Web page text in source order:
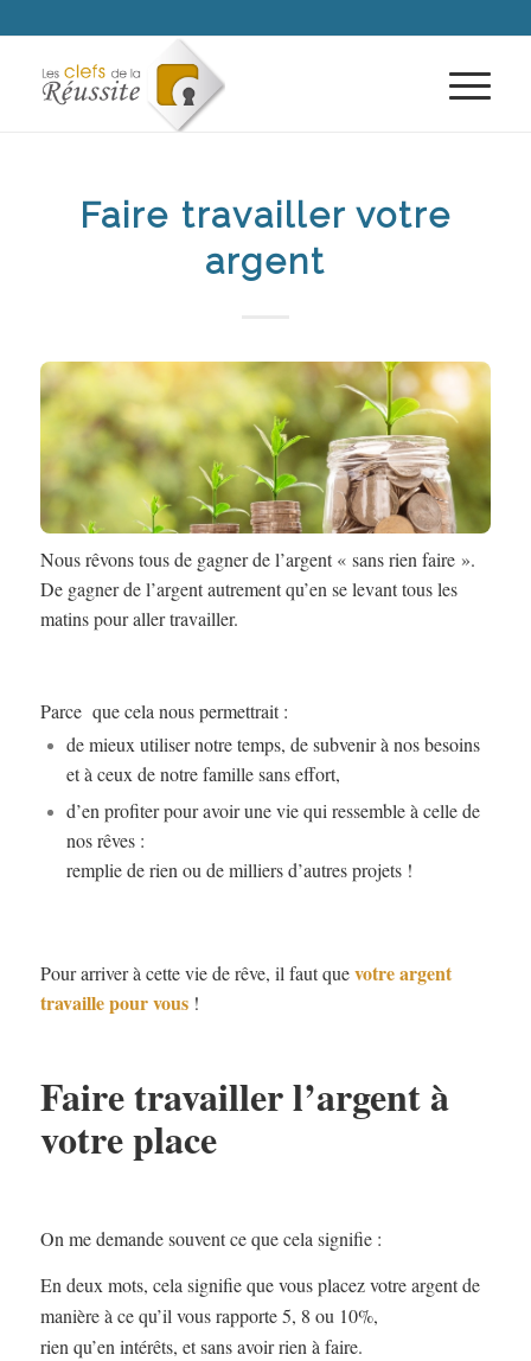
Faire travailler votre
argent
Nous rêvons tous de gagner de l’argent « sans rien faire ».
De gagner de l’argent autrement qu’en se levant tous les
matins pour aller travailler.
Parce que cela nous permettrait :
de mieux utiliser notre temps, de subvenir à nos besoins
et à ceux de notre famille sans effort,
d’en profiter pour avoir une vie qui ressemble à celle de
nos rêves :
remplie de rien ou de milliers d’autres projets !
Pour arriver à cette vie de rêve, il faut quevotre argent
travaille pour vous!
Faire travailler l’argent à
votre place
On me demande souvent ce que cela signifie :
En deux mots, cela signifie que vous placez votre argent de
manière à ce qu’il vous rapporte 5, 8 ou 10%,
rien qu’en intérêts, et sans avoir rien à faire.